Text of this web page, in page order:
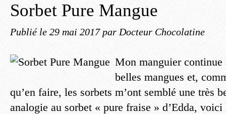
Sorbet Pure Mangue
Publié le 29 mai 2017 par Docteur Chocolatine
Mon manguier continue
belles mangues et,
qu’en faire, les sorbets m’ont semblé une très
analogie au sorbet « pure fraise » d’Edda, voici